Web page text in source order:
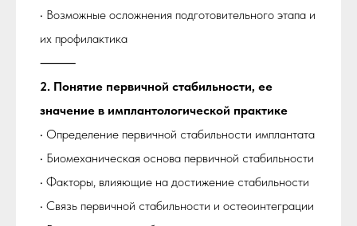
• Возможные осложнения подготовительного этапа и
их профилактика
⸻
2. Понятие первичной стабильности, ее
значение в имплантологической практике
• Определение первичной стабильности имплантата
• Биомеханическая основа первичной стабильности
• Факторы, влияющие на достижение стабильности
• Связь первичной стабильности и остеоинтеграции